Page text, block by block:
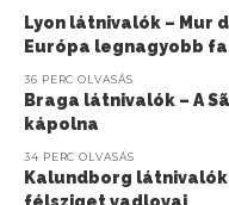
Lyon látnivalók – Mur
Európa legnagyobb
36 PERC OLVASÁS
Braga látnivalók – A
kápolna
34 PERC OLVASÁS
Kalundborg látnivalók
félsziget vadlovai